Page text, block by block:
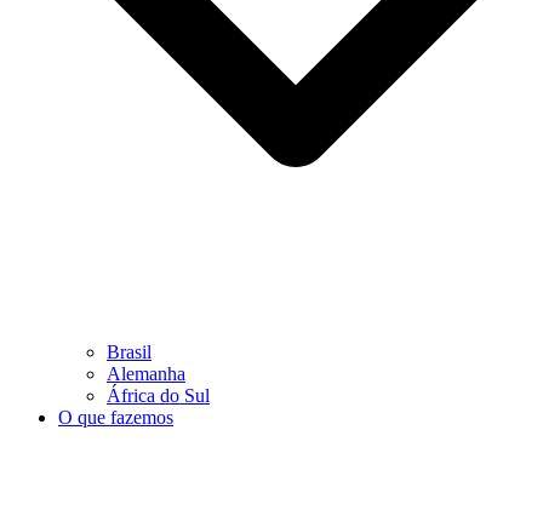
Brasil
Alemanha
África do Sul
O que fazemos